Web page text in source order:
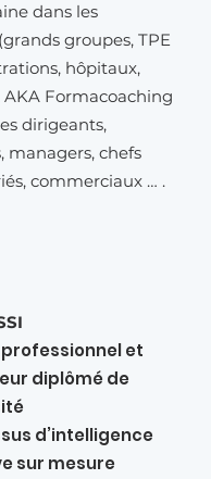
dans les
groupes, TPE
hôpitaux,
AKA Formacoaching
dirigeants,
managers, chefs
commerciaux … .
et
diplômé de
d’intelligence
sur mesure